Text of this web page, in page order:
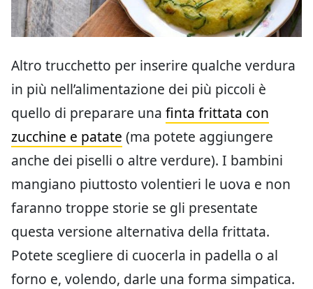
Altro trucchetto per inserire qualche verdura
in più nell’alimentazione dei più piccoli è
quello di preparare una finta frittata con
zucchine e patate (ma potete aggiungere
anche dei piselli o altre verdure). I bambini
mangiano piuttosto volentieri le uova e non
faranno troppe storie se gli presentate
questa versione alternativa della frittata.
Potete scegliere di cuocerla in padella o al
forno e, volendo, darle una forma simpatica.